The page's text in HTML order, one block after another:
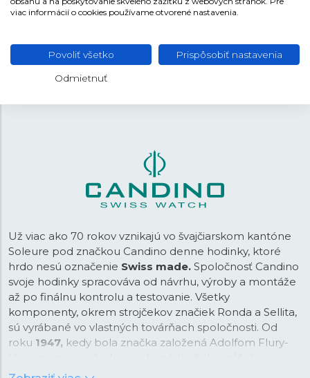
MATERIÁL REMIENKA Oceľ
Už viac ako 70 rokov vznikajú vo švajčiarskom kantóne
Soleure pod značkou Candino denne hodinky, ktoré
hrdo nesú označenie Swiss made. Spoločnosť Candino
svoje hodinky spracováva od návrhu, výroby a montáže
až po finálnu kontrolu a testovanie. Všetky
komponenty, okrem strojčekov značiek Ronda a Sellita,
sú vyrábané vo vlastných továrňach spoločnosti. Od
roku 1947, kedy bola značka založená Adolfom Flury-
najprísnejšie kritériá Swiss made a sú známe svojou
viac informácií o cookies používame otvorené nastavenia.
Povoliť všetko Prispôsobiť nastavenia
Odmietnuť